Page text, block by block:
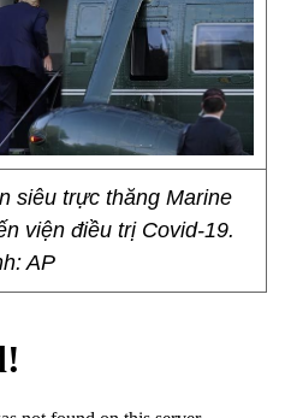
siêu trực thăng Marine
viện điều trị Covid-19.
AP